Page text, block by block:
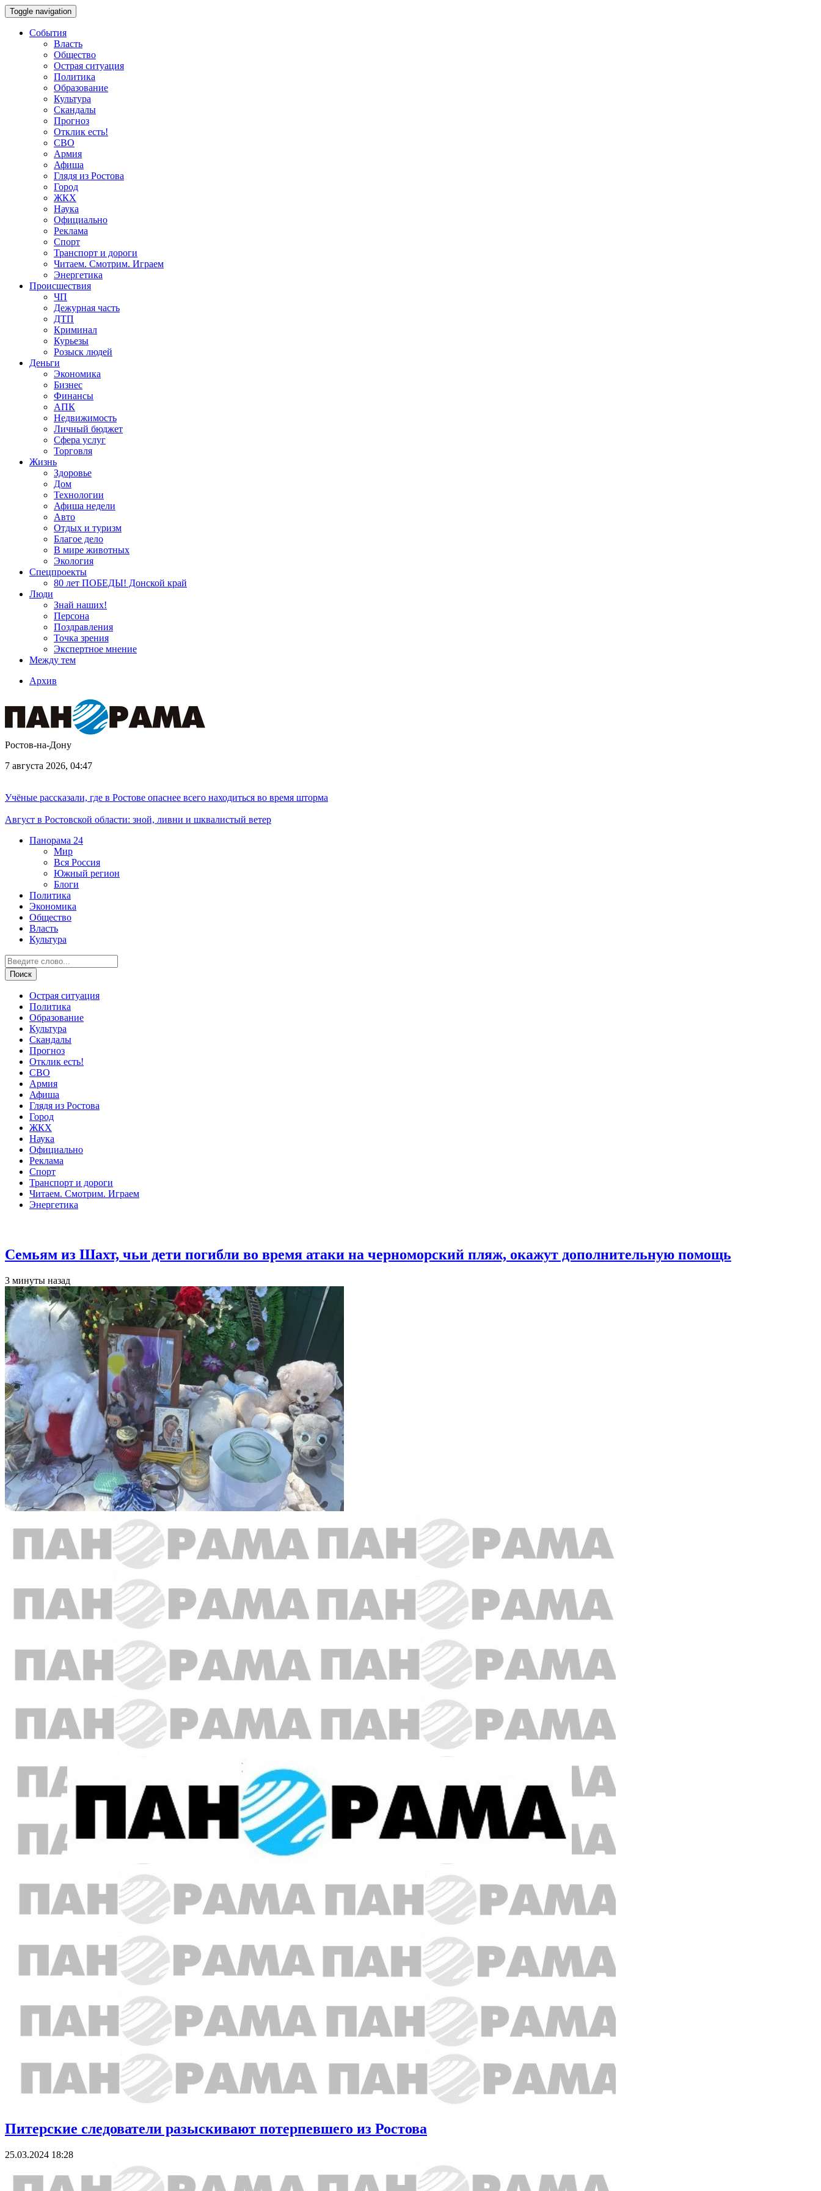
Toggle navigation
События
Власть
Общество
Острая ситуация
Политика
Образование
Культура
Скандалы
Прогноз
Отклик есть!
СВО
Армия
Афиша
Глядя из Ростова
Город
ЖКХ
Наука
Официально
Реклама
Спорт
Транспорт и дороги
Читаем. Смотрим. Играем
Энергетика
Происшествия
ЧП
Дежурная часть
ДТП
Криминал
Курьезы
Розыск людей
Деньги
Экономика
Бизнес
Финансы
АПК
Недвижимость
Личный бюджет
Сфера услуг
Торговля
Жизнь
Здоровье
Дом
Технологии
Афиша недели
Авто
Отдых и туризм
Благое дело
В мире животных
Экология
Спецпроекты
80 лет ПОБЕДЫ! Донской край
Люди
Знай наших!
Персона
Поздравления
Точка зрения
Экспертное мнение
Между тем
Архив
Ростов-на-Дону
7 августа 2026, 04:47
Учёные рассказали, где в Ростове опаснее всего находиться во время шторма
Август в Ростовской области: зной, ливни и шквалистый ветер
Панорама 24
Мир
Вся Россия
Южный регион
Блоги
Политика
Экономика
Общество
Власть
Культура
Острая ситуация
Политика
Образование
Культура
Скандалы
Прогноз
Отклик есть!
СВО
Армия
Афиша
Глядя из Ростова
Город
ЖКХ
Наука
Официально
Реклама
Спорт
Транспорт и дороги
Читаем. Смотрим. Играем
Энергетика
Семьям из Шахт, чьи дети погибли во время атаки на черноморский пляж, окажут дополнительную помощь
3 минуты назад
Питерские следователи разыскивают потерпевшего из Ростова
25.03.2024 18:28